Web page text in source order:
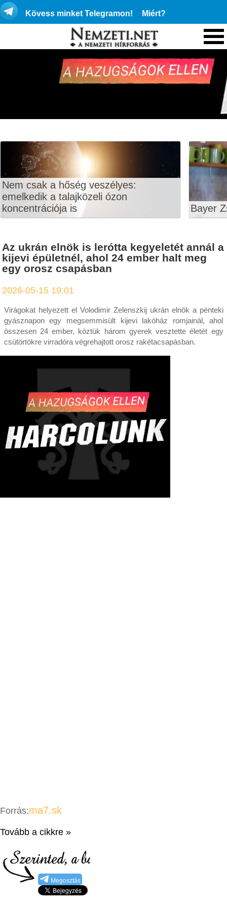
Kövess minket Telegramon! Miért?
Nem csak a hőség veszélyes:
emelkedik a talajközeli ózon
koncentrációja is
Bayer
Az ukrán elnök is lerótta kegyeletét annál a
kijevi épületnél, ahol 24 ember halt meg
egy orosz csapásban
2026-05-15 19:01
Virágokat helyezett el Volodimir Zelenszkij ukrán elnök a pénteki
gyásznapon egy megsemmisült kijevi lakóház romjainál, ahol
összesen 24 ember, köztük három gyerek vesztette életét egy
csütörtökre virradóra végrehajtott orosz rakétacsapásban.
Forrás:ma7.sk
Tovább a cikkre »
Megosztás